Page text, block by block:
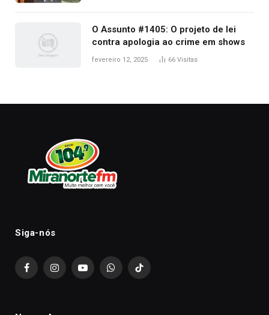
O Assunto #1405: O projeto de lei
contra apologia ao crime em shows
fevereiro 12, 2025 66 Visitas
Siga-nós
FacebookInstagramYouTubeWhatsAppTikTok